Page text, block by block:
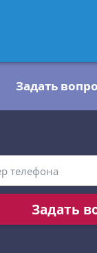
Задать
Задать